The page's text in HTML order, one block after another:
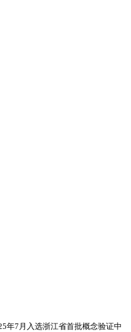
年7月入选浙江省首批概念验证中